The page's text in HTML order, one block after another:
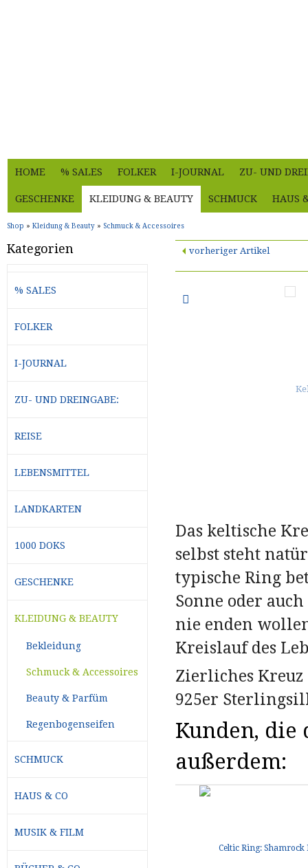
HOME % SALES FOLKER I-JOURNAL ZU- UND
GESCHENKE KLEIDUNG & BEAUTY SCHMUCK HAUS
Shop » Kleidung & Beauty » Schmuck & Accessoires
vorheriger Artikel
Das keltische
selbst steht
typische Ring
Sonne oder
nie enden
Kreislauf des
Zierliches Kreuz
925er
Kunden, die
außerdem:
Kategorien
% SALES
FOLKER
I-JOURNAL
ZU- UND DREINGABE:
REISE
LEBENSMITTEL
LANDKARTEN
1000 DOKS
GESCHENKE
KLEIDUNG & BEAUTY
Bekleidung
Schmuck & Accessoires
Beauty & Parfüm
Regenbogenseifen
SCHMUCK
HAUS & CO
MUSIK & FILM